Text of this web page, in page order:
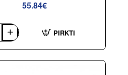
55.84€
PIRKTI